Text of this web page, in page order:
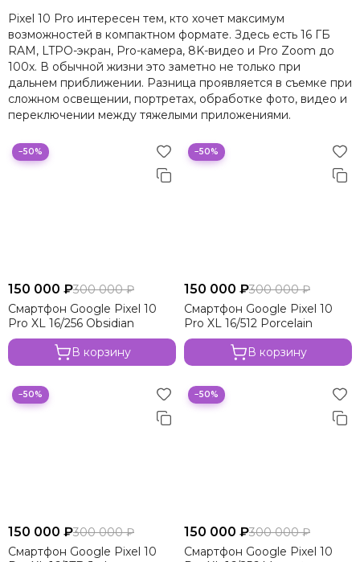
Pixel 10 Pro интересен тем, кто хочет максимум
возможностей в компактном формате. Здесь есть 16 ГБ
RAM, LTPO-экран, Pro-камера, 8K-видео и Pro Zoom до
100x. В обычной жизни это заметно не только при
дальнем приближении. Разница проявляется в съемке при
сложном освещении, портретах, обработке фото, видео и
переключении между тяжелыми приложениями.
−50%
150 000 ₽300 000 ₽
Смартфон Google Pixel 10
Pro XL 16/256 Obsidian
В корзину
−50%
150 000 ₽300 000 ₽
Смартфон Google Pixel 10
Pro XL 16/512 Porcelain
В корзину
−50%
150 000 ₽300 000 ₽
Смартфон Google Pixel 10
−50%
150 000 ₽300 000 ₽
Смартфон Google Pixel 10